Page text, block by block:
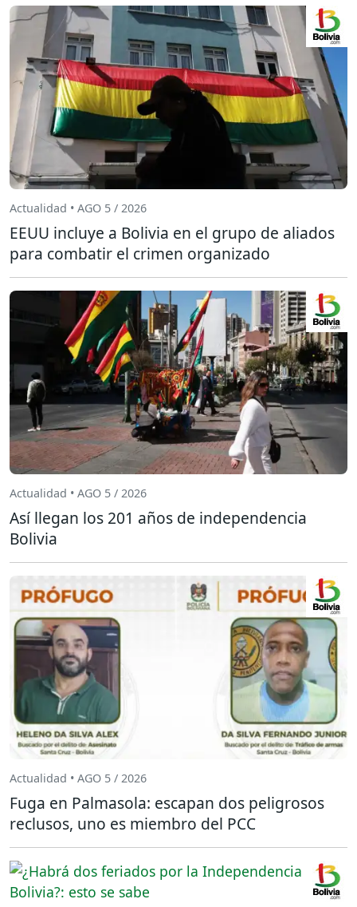
Actualidad • AGO 5 / 2026
EEUU incluye a Bolivia en el grupo de aliados
para combatir el crimen organizado
Actualidad • AGO 5 / 2026
Así llegan los 201 años de independencia
Bolivia
Actualidad • AGO 5 / 2026
Fuga en Palmasola: escapan dos peligrosos
reclusos, uno es miembro del PCC